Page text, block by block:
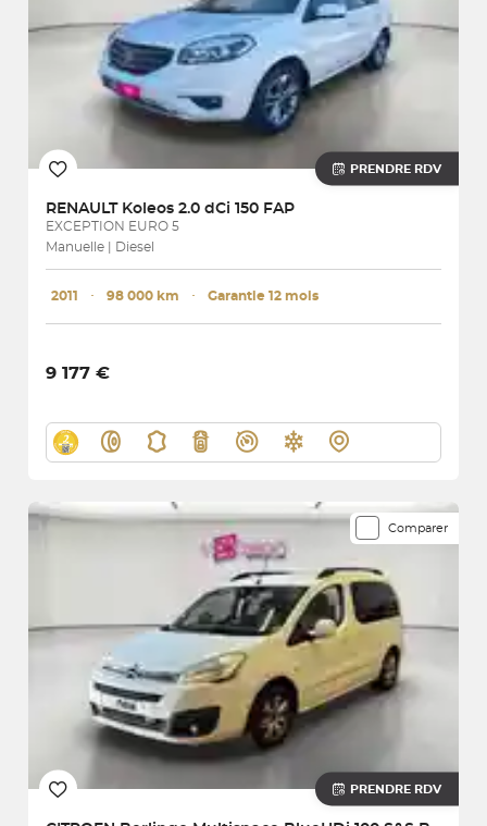
PRENDRE RDV
RENAULT Koleos 2.0 dCi 150 FAP
EXCEPTION EURO 5
Manuelle | Diesel
2011 ･ 98 000 km ･ Garantie 12 mois
9 177 €
Comparer
PRENDRE RDV